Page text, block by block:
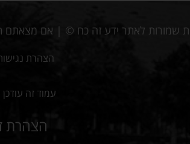
שמורות לאתר ידע זה כח © | אם מצאתם
הצהרת
עמוד זה עודכן
הצהרת